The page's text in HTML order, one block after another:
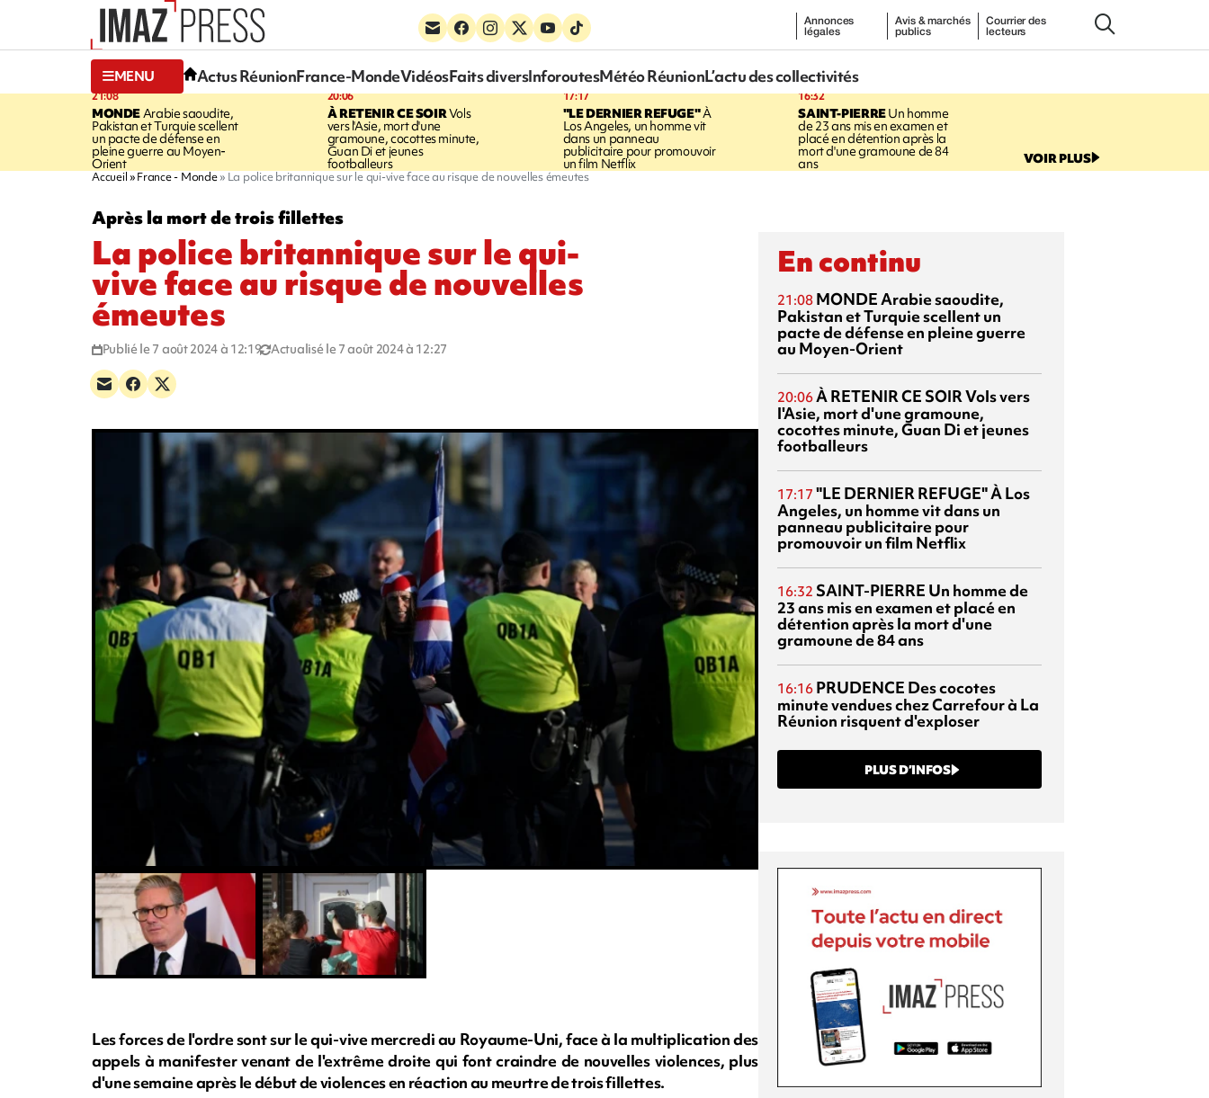
Annonces
légales
Avis & marchés
publics
Courrier des
lecteurs
MENU Actus RéunionFrance-MondeVidéosFaits diversInforoutesMétéo RéunionL’actu des collectivités
21:08
MONDE Arabie saoudite,
Pakistan et Turquie scellent
un pacte de défense en
pleine guerre au Moyen-
Orient
20:06
À RETENIR CE SOIRVols
vers l'Asie, mort d'une
gramoune, cocottes minute,
Guan Di et jeunes
footballeurs
17:17
"LE DERNIER REFUGE"À
Los Angeles, un homme vit
dans un panneau
publicitaire pour promouvoir
un film Netflix
16:32
SAINT-PIERREUn homme
de 23 ans mis en examen et
placé en détention après la
mort d'une gramoune de 84
ans VOIR PLUS
Accueil France - Monde La police britannique sur le qui-vive face au risque de nouvelles émeutes
Après la mort de trois fillettes
La police britannique sur le qui-
vive face au risque de nouvelles
émeutes
Publié le 7 août 2024 à 12:19 Actualisé le 7 août 2024 à 12:27
Les forces de l'ordre sont sur le qui-vive mercredi au Royaume-Uni, face à la multiplication des
appels à manifester venant de l'extrême droite qui font craindre de nouvelles violences, plus
d'une semaine après le début de violences en réaction au meurtre de trois fillettes.
En continu
21:08 MONDEArabie saoudite,
Pakistan et Turquie scellent un
pacte de défense en pleine guerre
au Moyen-Orient
20:06À RETENIR CE SOIRVols vers
l'Asie, mort d'une gramoune,
cocottes minute, Guan Di et jeunes
footballeurs
17:17 "LE DERNIER REFUGE"À Los
Angeles, un homme vit dans un
panneau publicitaire pour
promouvoir un film Netflix
16:32 SAINT-PIERRE Un homme de
23 ans mis en examen et placé en
détention après la mort d'une
gramoune de 84 ans
16:16 PRUDENCE Des cocotes
minute vendues chez Carrefour à La
Réunion risquent d'exploser
PLUS D’INFOS